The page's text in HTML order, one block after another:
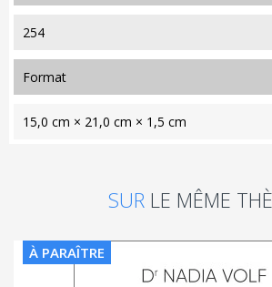
254
format
15,0 cm × 21,0 cm × 1,5 cm
SUR LE MÊME
À PARAÎTRE